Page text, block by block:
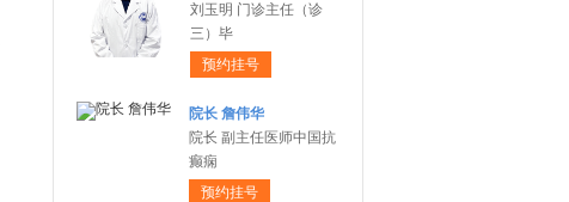
刘玉明 门诊主任（诊
三）毕
预约挂号
院长 詹伟华
院长 副主任医师中国抗
癫痫
预约挂号